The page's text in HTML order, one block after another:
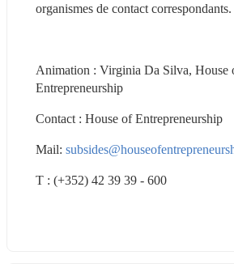
organismes de contact correspondants.
Animation : Virginia Da Silva, House
Entrepreneurship
Contact : House of Entrepreneurship
Mail:
T : (+352) 42 39 39 - 600